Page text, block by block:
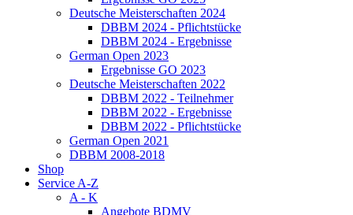
Deutsche Meisterschaften 2024
DBBM 2024 - Pflichtstücke
DBBM 2024 - Ergebnisse
German Open 2023
Ergebnisse GO 2023
Deutsche Meisterschaften 2022
DBBM 2022 - Teilnehmer
DBBM 2022 - Ergebnisse
DBBM 2022 - Pflichtstücke
German Open 2021
DBBM 2008-2018
Shop
Service A-Z
A - K
Angebote BDMV